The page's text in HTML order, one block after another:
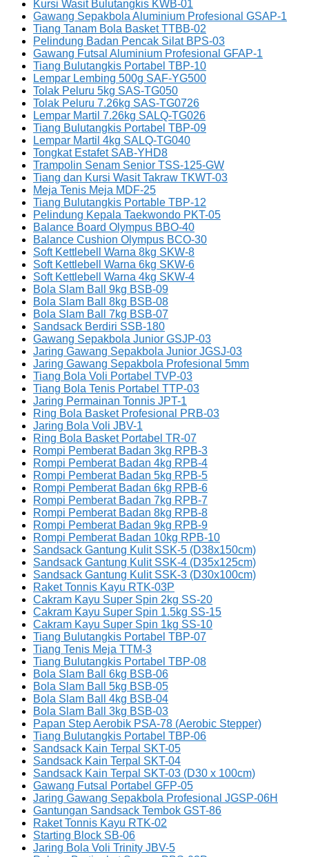
Kursi Wasit Bulutangkis KWB-01
Gawang Sepakbola Aluminium Profesional GSAP-1
Tiang Tanam Bola Basket TTBB-02
Pelindung Badan Pencak Silat BPS-03
Gawang Futsal Aluminium Profesional GFAP-1
Tiang Bulutangkis Portabel TBP-10
Lempar Lembing 500g SAF-YG500
Tolak Peluru 5kg SAS-TG050
Tolak Peluru 7.26kg SAS-TG0726
Lempar Martil 7.26kg SALQ-TG026
Tiang Bulutangkis Portabel TBP-09
Lempar Martil 4kg SALQ-TG040
Tongkat Estafet SAB-YHD8
Trampolin Senam Senior TSS-125-GW
Tiang dan Kursi Wasit Takraw TKWT-03
Meja Tenis Meja MDF-25
Tiang Bulutangkis Portable TBP-12
Pelindung Kepala Taekwondo PKT-05
Balance Board Olympus BBO-40
Balance Cushion Olympus BCO-30
Soft Kettlebell Warna 8kg SKW-8
Soft Kettlebell Warna 6kg SKW-6
Soft Kettlebell Warna 4kg SKW-4
Bola Slam Ball 9kg BSB-09
Bola Slam Ball 8kg BSB-08
Bola Slam Ball 7kg BSB-07
Sandsack Berdiri SSB-180
Gawang Sepakbola Junior GSJP-03
Jaring Gawang Sepakbola Junior JGSJ-03
Jaring Gawang Sepakbola Profesional 5mm
Tiang Bola Voli Portabel TVP-03
Tiang Bola Tenis Portabel TTP-03
Jaring Permainan Tonnis JPT-1
Ring Bola Basket Profesional PRB-03
Jaring Bola Voli JBV-1
Ring Bola Basket Portabel TR-07
Rompi Pemberat Badan 3kg RPB-3
Rompi Pemberat Badan 4kg RPB-4
Rompi Pemberat Badan 5kg RPB-5
Rompi Pemberat Badan 6kg RPB-6
Rompi Pemberat Badan 7kg RPB-7
Rompi Pemberat Badan 8kg RPB-8
Rompi Pemberat Badan 9kg RPB-9
Rompi Pemberat Badan 10kg RPB-10
Sandsack Gantung Kulit SSK-5 (D38x150cm)
Sandsack Gantung Kulit SSK-4 (D35x125cm)
Sandsack Gantung Kulit SSK-3 (D30x100cm)
Raket Tonnis Kayu RTK-03P
Cakram Kayu Super Spin 2kg SS-20
Cakram Kayu Super Spin 1.5kg SS-15
Cakram Kayu Super Spin 1kg SS-10
Tiang Bulutangkis Portabel TBP-07
Tiang Tenis Meja TTM-3
Tiang Bulutangkis Portabel TBP-08
Bola Slam Ball 6kg BSB-06
Bola Slam Ball 5kg BSB-05
Bola Slam Ball 4kg BSB-04
Bola Slam Ball 3kg BSB-03
Papan Step Aerobik PSA-78 (Aerobic Stepper)
Tiang Bulutangkis Portabel TBP-06
Sandsack Kain Terpal SKT-05
Sandsack Kain Terpal SKT-04
Sandsack Kain Terpal SKT-03 (D30 x 100cm)
Gawang Futsal Portabel GFP-05
Jaring Gawang Sepakbola Profesional JGSP-06H
Gantungan Sandsack Tembok GST-86
Raket Tonnis Kayu RTK-02
Starting Block SB-06
Jaring Bola Voli Trinity JBV-5